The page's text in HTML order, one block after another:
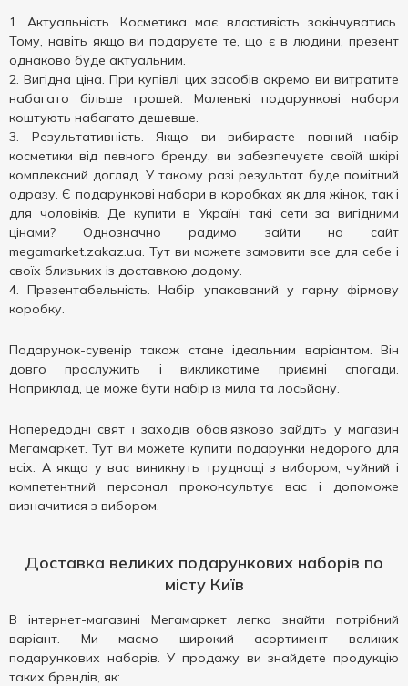
Актуальність. Косметика має властивість закінчуватись.
Тому, навіть якщо ви подаруєте те, що є в людини, презент
однаково буде актуальним.
Вигідна ціна. При купівлі цих засобів окремо ви витратите
набагато більше грошей. Маленькі подарункові набори
коштують набагато дешевше.
Результативність. Якщо ви вибираєте повний набір
косметики від певного бренду, ви забезпечуєте своїй шкірі
комплексний догляд. У такому разі результат буде помітний
одразу. Є подарункові набори в коробках як для жінок, так і
для чоловіків. Де купити в Україні такі сети за вигідними
цінами? Однозначно радимо зайти на сайт
megamarket.zakaz.ua. Тут ви можете замовити все для себе і
своїх близьких із доставкою додому.
Презентабельність. Набір упакований у гарну фірмову
коробку.
Подарунок-сувенір також стане ідеальним варіантом. Він
довго прослужить і викликатиме приємні спогади.
Наприклад, це може бути набір із мила та лосьйону.
Напередодні свят і заходів обов’язково зайдіть у магазин
Мегамаркет. Тут ви можете купити подарунки недорого для
всіх. А якщо у вас виникнуть труднощі з вибором, чуйний і
компетентний персонал проконсультує вас і допоможе
визначитися з вибором.
Доставка великих подарункових наборів по
місту Київ
В інтернет-магазині Мегамаркет легко знайти потрібний
варіант. Ми маємо широкий асортимент великих
подарункових наборів. У продажу ви знайдете продукцію
таких брендів, як: